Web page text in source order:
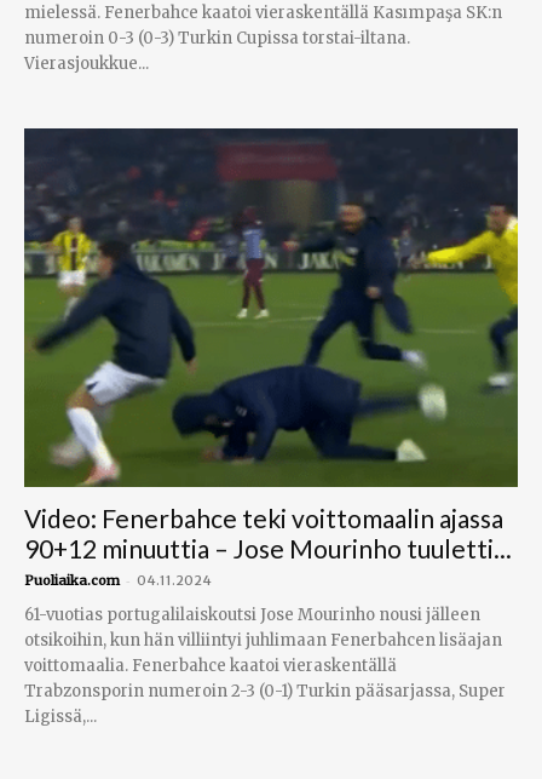
mielessä. Fenerbahce kaatoi vieraskentällä Kasımpaşa SK:n
numeroin 0-3 (0-3) Turkin Cupissa torstai-iltana.
Vierasjoukkue...
Video: Fenerbahce teki voittomaalin ajassa
90+12 minuuttia – Jose Mourinho tuuletti...
Puoliaika.com - 04.11.2024
61-vuotias portugalilaiskoutsi Jose Mourinho nousi jälleen
otsikoihin, kun hän villiintyi juhlimaan Fenerbahcen lisäajan
voittomaalia. Fenerbahce kaatoi vieraskentällä
Trabzonsporin numeroin 2-3 (0-1) Turkin pääsarjassa, Super
Ligissä,...